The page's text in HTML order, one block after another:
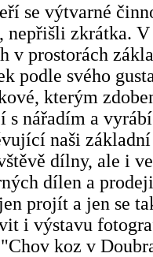
se výtvarné
nepřišli zkrátka.
v prostorách
podle svého
kterým
s nářadím a
naši
dílny, ale i
dílen a
projít a jen se
i výstavu
koz v